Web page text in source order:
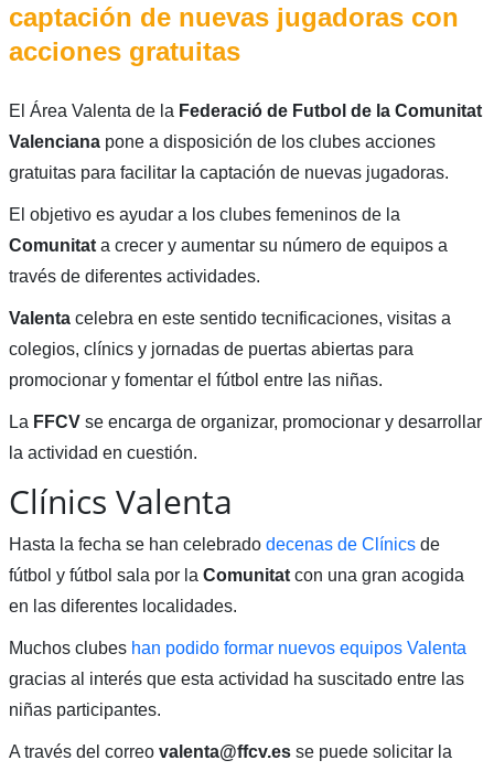
captación de nuevas jugadoras con
acciones gratuitas
El Área Valenta de la Federació de Futbol de la Comunitat
Valencianapone a disposición de los clubes acciones
gratuitas para facilitar la captación de nuevas jugadoras.
El objetivo es ayudar a los clubes femeninos de la
Comunitata crecer y aumentar su número de equipos a
través de diferentes actividades.
Valentacelebra en este sentido tecnificaciones, visitas a
colegios, clínics y jornadas de puertas abiertas para
promocionar y fomentar el fútbol entre las niñas.
La FFCVse encarga de organizar, promocionar y desarrollar
la actividad en cuestión.
Clínics Valenta
Hasta la fecha se han celebradodecenas de Clínics de
fútbol y fútbol sala por la Comunitatcon una gran acogida
en las diferentes localidades.
Muchos clubes han podido formar nuevos equipos Valenta
gracias al interés que esta actividad ha suscitado entre las
niñas participantes.
A través del correo valenta@ffcv.esse puede solicitar la